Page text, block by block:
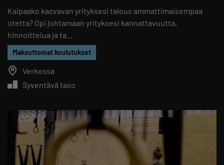
Kaipaako kasvavan yrityksesi talous ammattimaisempaa
otetta? Opi johtamaan yrityksesi kannattavuutta,
hinnoittelua ja ta...
Maksuttomat koulutukset
Verkossa
Syventävä taso